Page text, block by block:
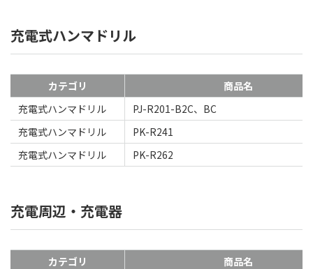
充電式ハンマドリル
カテゴリ
商品名
充電式ハンマドリル
PJ-R201-B2C、BC
充電式ハンマドリル
PK-R241
充電式ハンマドリル
PK-R262
充電周辺・充電器
カテゴリ
商品名